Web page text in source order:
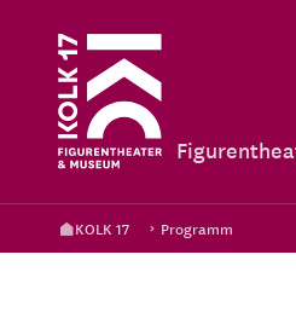
KOLK 17 Programm